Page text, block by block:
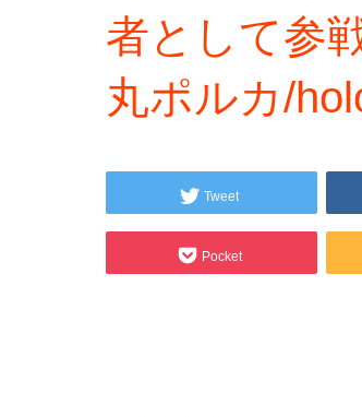
者として参
丸ポルカ/
Tweet
Pocket